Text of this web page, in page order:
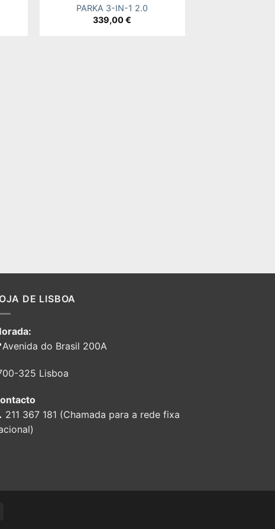
PARKA 3-IN-1 2.0
339,00€
DE LISBOA
do Brasil 200A
325 Lisboa
211 367 181 (Chamada para a rede fixa